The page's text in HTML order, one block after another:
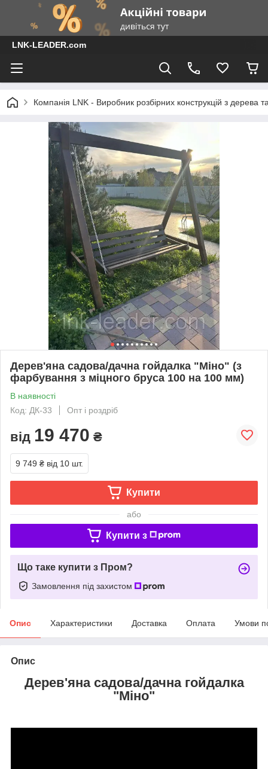
LNK-LEADER.com
Компанія LNK - Виробник розбірних конструкцій з дерева
Дерев'яна садова/дачна гойдалка "Міно" (з
фарбування з міцного бруса 100 на 100 мм)
В наявності
Код: ДК-33
Опт і роздріб
від 19 470 ₴
9 749 ₴ від 10 шт.
Купити
або
Купити з
Що таке купити з Пром?
Замовлення під захистом
Опис Характеристики Доставка Оплата Умови
Опис
Дерев'яна садова/дачна гойдалка
"Міно"